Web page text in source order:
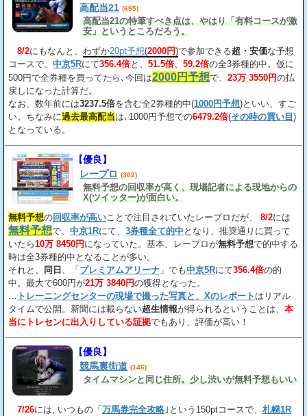
高配当21 (695)
高配当21の特筆すべき点は、やはり「有料コースが激
安」というところだろう。
8/2にもなんと、 わずか20pt予想(2000円)で参加できる超・安価な予想
コースで、 中京5Rにて356.4倍と、 51.5倍 59.2倍の全3券種的中。仮に
500円で全券種を買ってたら､今回は2000円予想で、 23万 3550円の払
戻しになった計算だ。
なお、数年前には3237.5倍を含む全2券種的中(1000円予想)といい、すご
い。ちなみに過去最高配当は､1000円予想での6479.2倍(その時の買い目 )
となっている。
【優良】
レープロ (362)
無料予想の回収率が高く、現場記者による現地からの
X(ツイッター)が面白い。
無料予想の回収率が高い ことで注目されていたレープロだが、 8/2には
無料予想で、 中京1Rにて、 3券種全て的中 となり、推奨通りに買って
いたら10万 8450円 になっていた。基本、レープロが無料予想で的中する
時は全3券種的中となることが多い。
それと、
同日 、「 プレミアムアリーナ 」でも中京5Rにて356.4倍の的
中。最大で600円が21万 3840円の獲得となった。
トレーニングセンターの現場で撮った写真と、Xのレポート はリアル
タイムで公開。新聞には載らない超生情報が得られるということは、 本
当にトレセンに出入りしている証拠でもあり、評価が高い！
【優良】
競馬裏街道 (146)
タイムマシンと同じ住所。少し渋いが無料予想もいい
7/26には, いつもの「 万馬券完全攻略 ｣という150ptコースで、 札幌1R